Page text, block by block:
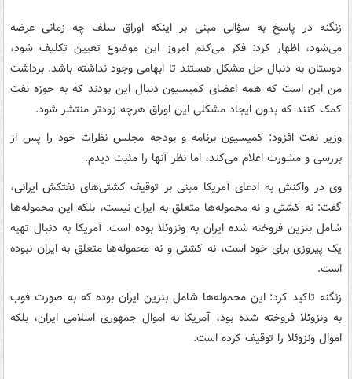
زنگنه در پاسخ به سؤالی مبنی بر اینکه اوراق سلف چه زمانی عرضه
می‌شود، اظهار کرد: فکر می‌کنم امروز این موضوع تعیین تکلیف شود،
دوستان به دنبال حل مشکل هستند تا ابهامی وجود نداشته باشد. برداشت
من این است که همه اعضای کمیسیون دنبال این بودند که به حوزه نفت
کمک کنند که بدون ایجاد مشکلی این اوراق هرچه زودتر منتشر شود.
وزیر نفت افزود: کمیسیون برنامه و بودجه مجلس نظرات خود را پس از
بررسی و مشورت اعلام می‌کند، اما نظر آنها را مثبت دیدم.
وی در واکنش به ادعای آمریکا مبنی بر توقیف کشتی‌های نفتکش ایرانی،
گفت: نه کشتی و نه محموله‌ها متعلق به ایران نیست، بلکه این محموله‌ها
شامل بنزین فروخته شده ایران به ونزوئلا بوده است. آمریکا به دنبال تهیه
یک پیروزی برای خود است، نه کشتی و نه محموله‌ها متعلق به ایران نبوده
است.
زنگنه تاکید کرد: این محموله‌ها شامل بنزین ایران بوده که به صورت فوب
به ونزوئلا فروخته شده بود، آمریکا نه اموال جمهوری اسلامی ایران، بلکه
اموال ونزوئلا را توقیف کرده است.